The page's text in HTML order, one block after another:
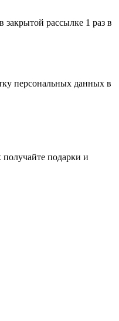
рассылке 1 раз в
персональных данных в
получайте подарки и